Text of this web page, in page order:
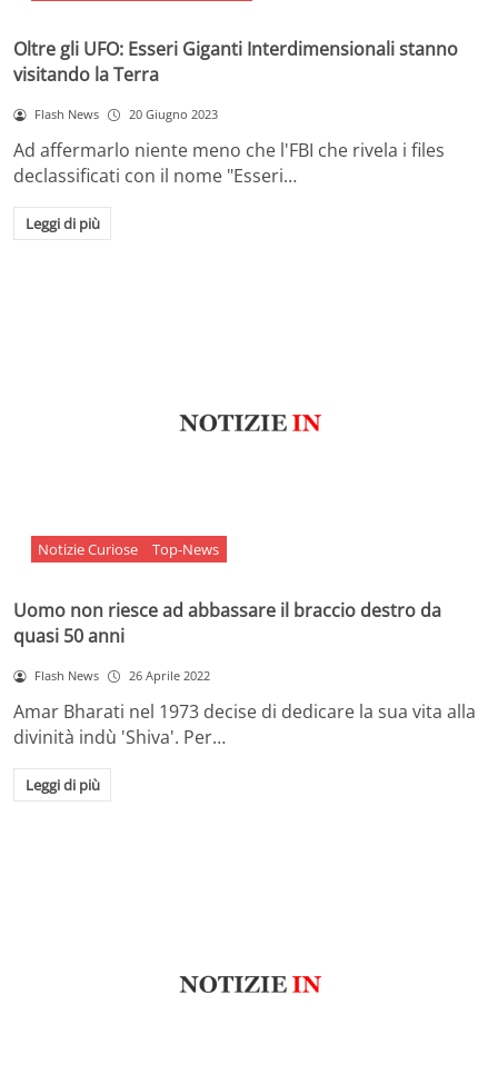
Oltre gli UFO: Esseri Giganti Interdimensionali stanno
visitando la Terra
Flash News 20 Giugno 2023
Ad affermarlo niente meno che l'FBI che rivela i files
declassificati con il nome "Esseri…
Leggi di più
Notizie Curiose Top-News
Uomo non riesce ad abbassare il braccio destro da
quasi 50 anni
Flash News 26 Aprile 2022
Amar Bharati nel 1973 decise di dedicare la sua vita alla
divinità indù 'Shiva'. Per…
Leggi di più